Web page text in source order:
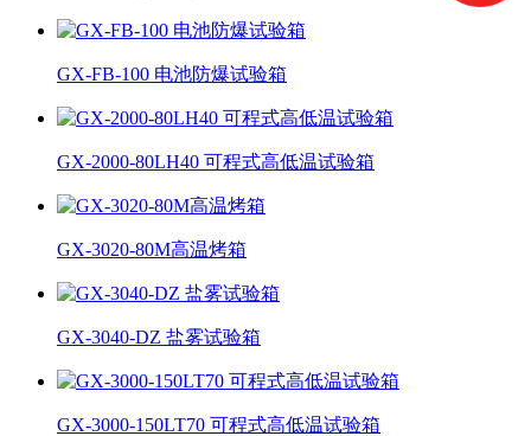
GX-FB-100 电池防爆试验箱
GX-2000-80LH40 可程式高低温试验箱
GX-3020-80M高温烤箱
GX-3040-DZ 盐雾试验箱
GX-3000-150LT70 可程式高低温试验箱